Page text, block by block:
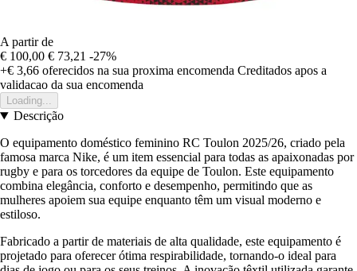
A partir de
€ 100,00 € 73,21 -27%
+€ 3,66 oferecidos na sua proxima encomenda Creditados apos a
validacao da sua encomenda
Loading...
Descrição
O equipamento doméstico feminino RC Toulon 2025/26, criado pela
famosa marca Nike, é um item essencial para todas as apaixonadas por
rugby e para os torcedores da equipe de Toulon. Este equipamento
combina elegância, conforto e desempenho, permitindo que as
mulheres apoiem sua equipe enquanto têm um visual moderno e
estiloso.
Fabricado a partir de materiais de alta qualidade, este equipamento é
projetado para oferecer ótima respirabilidade, tornando-o ideal para